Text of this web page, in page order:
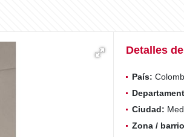
Detalles
País:
Ciudad:
Zona /